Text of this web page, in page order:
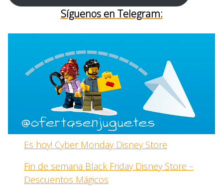
Síguenos en Telegram:
Es hoy! Cyber Monday Disney Store
Fin de semana Black Friday Disney Store –
Descuentos Mágicos